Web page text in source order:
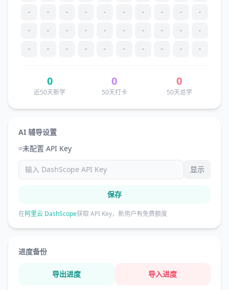
- - - - - - - - - -
- - - - - - - - - -
- - - - - - - - - -
0
近50天新学
0
50天打卡
0
50天总学
AI 辅导设置
未配置 API Key
显示
保存
在阿里云 DashScope获取 API Key，新用户有免费额度
进度备份
导出进度 导入进度